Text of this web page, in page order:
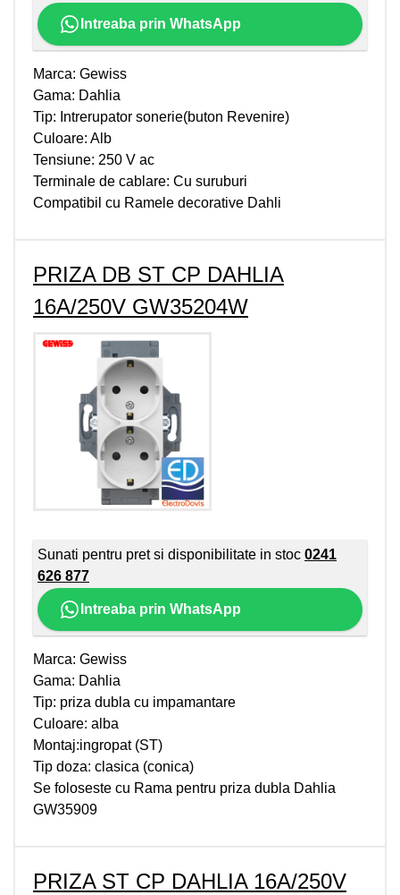
Intreaba prin WhatsApp
Marca: Gewiss
Gama: Dahlia
Tip: Intrerupator sonerie(buton Revenire)
Culoare: Alb
Tensiune: 250 V ac
Terminale de cablare: Cu suruburi
Compatibil cu Ramele decorative Dahli
PRIZA DB ST CP DAHLIA
16A/250V GW35204W
Sunati pentru pret si disponibilitate in stoc 0241
626 877
Intreaba prin WhatsApp
Marca: Gewiss
Gama: Dahlia
Tip: priza dubla cu impamantare
Culoare: alba
Montaj:ingropat (ST)
Tip doza: clasica (conica)
Se foloseste cu Rama pentru priza dubla Dahlia
GW35909
PRIZA ST CP DAHLIA 16A/250V